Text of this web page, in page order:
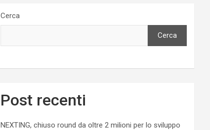
Cerca
Cerca
Post recenti
NEXTING, chiuso round da oltre 2 milioni per lo sviluppo